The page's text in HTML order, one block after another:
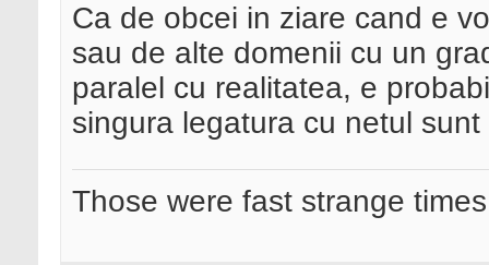
Ca de obcei in ziare cand e
sau de alte domenii cu un
paralel cu realitatea, e
singura legatura cu netul
Those were fast strange